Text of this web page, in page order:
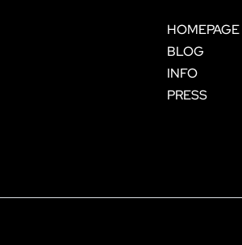
HOMEPAGE
BLOG
INFO
PRESS